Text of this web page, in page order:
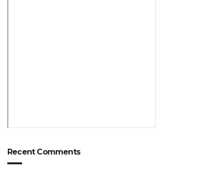
Recent Comments